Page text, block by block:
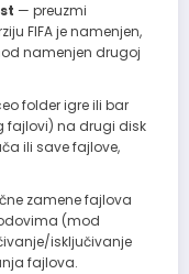
— preuzmi
FIFA je namenjen,
namenjen drugoj
folder igre ili bar
fajlovi) na drugi disk
ili save fajlove,
zamene fajlova
(mod
isključivanje
fajlova.